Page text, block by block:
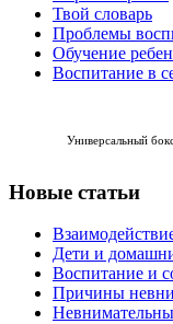
Твой словарь
Проблемы
Обучение
Воспитание в
Универсальный
Новые статьи
Дети и
Воспитание и
Причины